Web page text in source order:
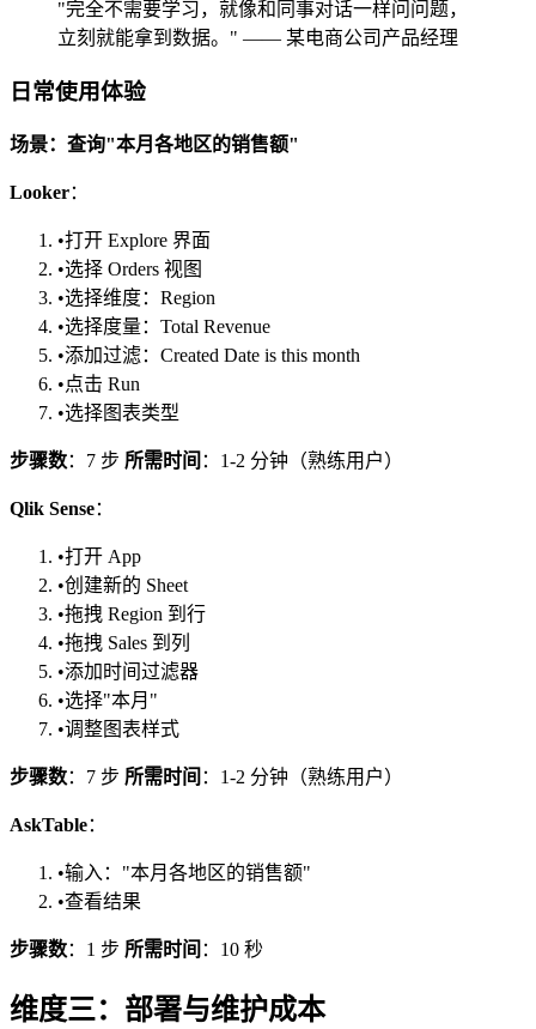
"完全不需要学习，就像和同事对话一样问问题，
立刻就能拿到数据。" —— 某电商公司产品经理
日常使用体验
场景：查询"本月各地区的销售额"
Looker：
•打开 Explore 界面
•选择 Orders 视图
•选择维度：Region
•选择度量：Total Revenue
•添加过滤：Created Date is this month
•点击 Run
•选择图表类型
步骤数：7 步 所需时间 ：1-2 分钟（熟练用户）
Qlik Sense：
•打开 App
•创建新的 Sheet
•拖拽 Region 到行
•拖拽 Sales 到列
•添加时间过滤器
•选择"本月"
•调整图表样式
步骤数：7 步 所需时间 ：1-2 分钟（熟练用户）
AskTable：
•输入："本月各地区的销售额"
•查看结果
步骤数：1 步 所需时间 ：10 秒
维度三：部署与维护成本